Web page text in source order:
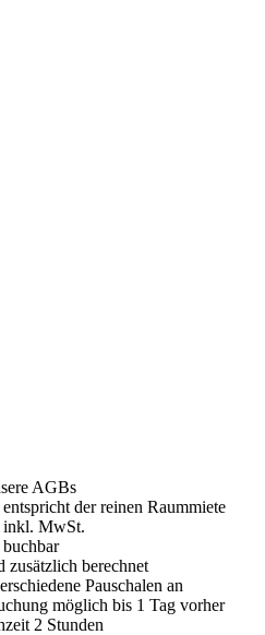
AGBs
entspricht der reinen Raummiete
inkl. MwSt.
zusätzlich berechnet
Pauschalen an
möglich bis 1 Tag vorher
2 Stunden